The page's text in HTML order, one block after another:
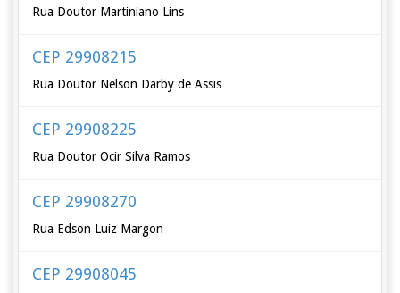
Rua Doutor Martiniano Lins
CEP 29908215
Rua Doutor Nelson Darby de Assis
CEP 29908225
Rua Doutor Ocir Silva Ramos
CEP 29908270
Rua Edson Luiz Margon
CEP 29908045